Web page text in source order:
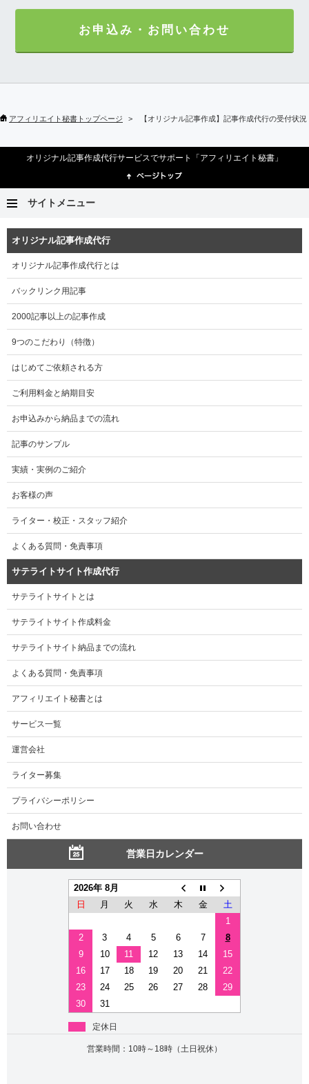
お申込み・お問い合わせ
アフィリエイト秘書トップページ 【オリジナル記事作成】記事作成代行の受付状
オリジナル記事作成代行サービスでサポート「アフィリエイト秘書」
サイトメニュー
オリジナル記事作成代行
オリジナル記事作成代行とは
バックリンク用記事
2000記事以上の記事作成
9つのこだわり（特徴）
はじめてご依頼される方
ご利用料金と納期目安
お申込みから納品までの流れ
記事のサンプル
実績・実例のご紹介
お客様の声
ライター・校正・スタッフ紹介
よくある質問・免責事項
サテライトサイト作成代行
サテライトサイトとは
サテライトサイト作成料金
サテライトサイト納品までの流れ
よくある質問・免責事項
アフィリエイト秘書とは
サービス一覧
運営会社
ライター募集
プライバシーポリシー
お問い合わせ
営業日カレンダー
2026年 8月
日
月 火 水 木 金
土
1
2
3 4 5 6 7
8
9
10 11 12 13 14
15
16
17 18 19 20 21
22
23
24 25 26 27 28
29
30
31
定休日
営業時間：10時～18時（土日祝休）